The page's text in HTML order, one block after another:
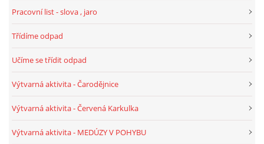
MASOPUST
SVĚTOVÝ DEN VODY 22. BŘEZEN
Pracovní list - slova , jaro
Třídíme odpad
Učíme se třídit odpad
Výtvarná aktivita - Čarodějnice
Výtvarná aktivita - Červená Karkulka
Výtvarná aktivita - MEDÚZY V POHYBU